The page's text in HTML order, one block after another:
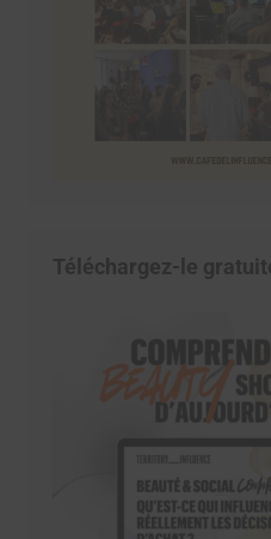
Téléchargez-le